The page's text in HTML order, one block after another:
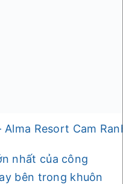
Alma Resort Cam
nhất của công
bên trong khuôn